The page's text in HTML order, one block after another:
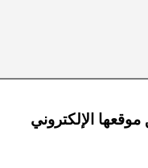
موقعها الإلكتروني